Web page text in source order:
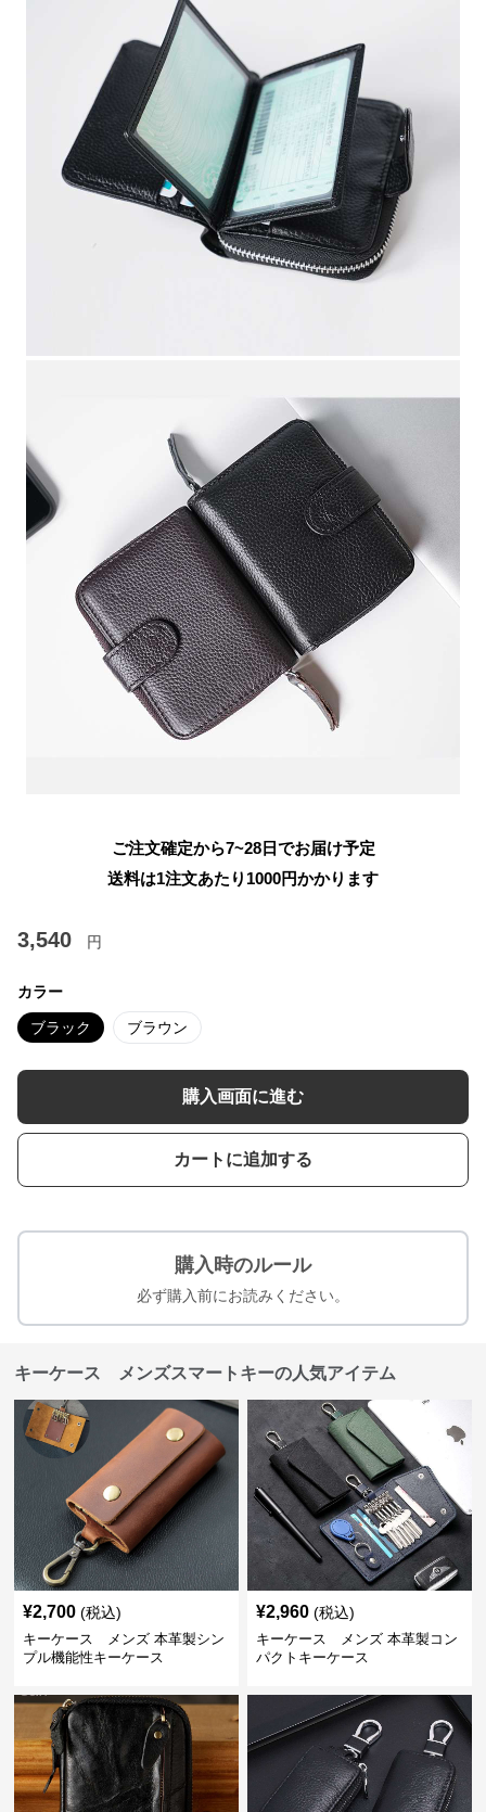
ご注文確定から7~28日でお届け予定
送料は1注文あたり 1000円かかります
3,540 円
カラー
ブラック ブラウン
購入画面に進む
カートに追加する
購入時のルール
必ず購入前にお読みください。
キーケース メンズスマートキーの人気アイテム
¥2,700 (税込)
キーケース メンズ 本革製シン
プル機能性キーケース
¥2,960 (税込)
キーケース メンズ 本革製コン
パクトキーケース